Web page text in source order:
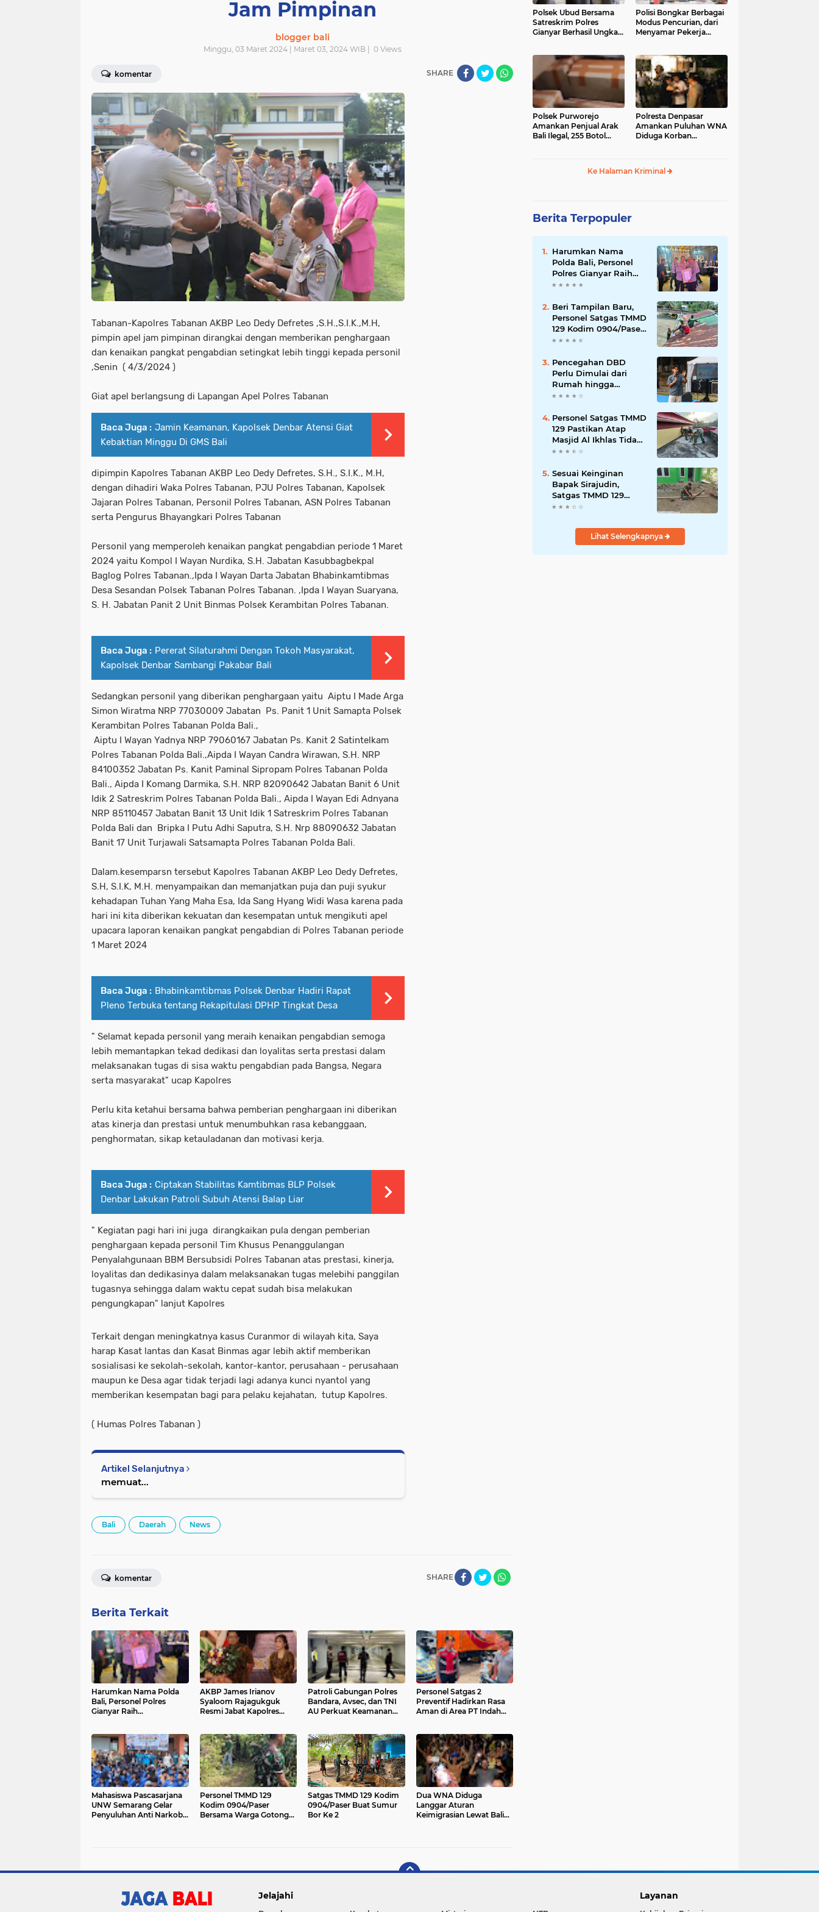
Jam Pimpinan
blogger bali
Minggu, 03 Maret 2024 | Maret 03, 2024 WIB | 0Views
komentar SHARE
Tabanan-Kapolres Tabanan AKBP Leo Dedy Defretes ,S.H.,S.I.K.,M.H,
pimpin apel jam pimpinan dirangkai dengan memberikan penghargaan
dan kenaikan pangkat pengabdian setingkat lebih tinggi kepada personil
,Senin ( 4/3/2024 )
Giat apel berlangsung di Lapangan Apel Polres Tabanan
Baca Juga : Jamin Keamanan, Kapolsek Denbar Atensi Giat
Kebaktian Minggu Di GMS Bali
dipimpin Kapolres Tabanan AKBP Leo Dedy Defretes, S.H., S.I.K., M.H,
dengan dihadiri Waka Polres Tabanan, PJU Polres Tabanan, Kapolsek
Jajaran Polres Tabanan, Personil Polres Tabanan, ASN Polres Tabanan
serta Pengurus Bhayangkari Polres Tabanan
Personil yang memperoleh kenaikan pangkat pengabdian periode 1 Maret
2024 yaitu Kompol I Wayan Nurdika, S.H. Jabatan Kasubbagbekpal
Baglog Polres Tabanan.,Ipda I Wayan Darta Jabatan Bhabinkamtibmas
Desa Sesandan Polsek Tabanan Polres Tabanan. ,Ipda I Wayan Suaryana,
S. H. Jabatan Panit 2 Unit Binmas Polsek Kerambitan Polres Tabanan.
Baca Juga : Pererat Silaturahmi Dengan Tokoh Masyarakat,
Kapolsek Denbar Sambangi Pakabar Bali
Sedangkan personil yang diberikan penghargaan yaitu Aiptu I Made Arga
Simon Wiratma NRP 77030009 Jabatan Ps. Panit 1 Unit Samapta Polsek
Kerambitan Polres Tabanan Polda Bali.,
Aiptu I Wayan Yadnya NRP 79060167 Jabatan Ps. Kanit 2 Satintelkam
Polres Tabanan Polda Bali.,Aipda I Wayan Candra Wirawan, S.H. NRP
84100352 Jabatan Ps. Kanit Paminal Sipropam Polres Tabanan Polda
Bali., Aipda I Komang Darmika, S.H. NRP 82090642 Jabatan Banit 6 Unit
Idik 2 Satreskrim Polres Tabanan Polda Bali., Aipda I Wayan Edi Adnyana
NRP 85110457 Jabatan Banit 13 Unit Idik 1 Satreskrim Polres Tabanan
Polda Bali dan Bripka I Putu Adhi Saputra, S.H. Nrp 88090632 Jabatan
Banit 17 Unit Turjawali Satsamapta Polres Tabanan Polda Bali.
Dalam.kesemparsn tersebut Kapolres Tabanan AKBP Leo Dedy Defretes,
S.H, S.I.K, M.H. menyampaikan dan memanjatkan puja dan puji syukur
kehadapan Tuhan Yang Maha Esa, Ida Sang Hyang Widi Wasa karena pada
hari ini kita diberikan kekuatan dan kesempatan untuk mengikuti apel
upacara laporan kenaikan pangkat pengabdian di Polres Tabanan periode
1 Maret 2024
Baca Juga : Bhabinkamtibmas Polsek Denbar Hadiri Rapat
Pleno Terbuka tentang Rekapitulasi DPHP Tingkat Desa
" Selamat kepada personil yang meraih kenaikan pengabdian semoga
lebih memantapkan tekad dedikasi dan loyalitas serta prestasi dalam
melaksanakan tugas di sisa waktu pengabdian pada Bangsa, Negara
serta masyarakat" ucap Kapolres
Perlu kita ketahui bersama bahwa pemberian penghargaan ini diberikan
atas kinerja dan prestasi untuk menumbuhkan rasa kebanggaan,
penghormatan, sikap ketauladanan dan motivasi kerja.
Baca Juga : Ciptakan Stabilitas Kamtibmas BLP Polsek
Denbar Lakukan Patroli Subuh Atensi Balap Liar
" Kegiatan pagi hari ini juga dirangkaikan pula dengan pemberian
penghargaan kepada personil Tim Khusus Penanggulangan
Penyalahgunaan BBM Bersubsidi Polres Tabanan atas prestasi, kinerja,
loyalitas dan dedikasinya dalam melaksanakan tugas melebihi panggilan
tugasnya sehingga dalam waktu cepat sudah bisa melakukan
pengungkapan" lanjut Kapolres
Terkait dengan meningkatnya kasus Curanmor di wilayah kita, Saya
harap Kasat lantas dan Kasat Binmas agar lebih aktif memberikan
sosialisasi ke sekolah-sekolah, kantor-kantor, perusahaan - perusahaan
maupun ke Desa agar tidak terjadi lagi adanya kunci nyantol yang
memberikan kesempatan bagi para pelaku kejahatan, tutup Kapolres.
( Humas Polres Tabanan )
Artikel Selanjutnya
memuat...
Bali Daerah News
SHARE
komentar
Berita Terkait
Harumkan Nama Polda
Bali, Personel Polres
Gianyar Raih
AKBP James Irianov
Syaloom Rajagukguk
Resmi Jabat Kapolres
Patroli Gabungan Polres
Bandara, Avsec, dan TNI
AU Perkuat Keamanan
Personel Satgas 2
Preventif Hadirkan Rasa
Aman di Area PT Indah
Mahasiswa Pascasarjana
UNW Semarang Gelar
Penyuluhan Anti Narkoba
Personel TMMD 129
Kodim 0904/Paser
Bersama Warga Gotong
Satgas TMMD 129 Kodim
0904/Paser Buat Sumur
Bor Ke 2
Dua WNA Diduga
Langgar Aturan
Keimigrasian Lewat Bali
Polsek Ubud Bersama
Satreskrim Polres
Gianyar Berhasil Ungkap
Polisi Bongkar Berbagai
Modus Pencurian, dari
Menyamar Pekerja
Polsek Purworejo
Amankan Penjual Arak
Bali Ilegal, 255 Botol
Polresta Denpasar
Amankan Puluhan WNA
Diduga Korban
Ke Halaman Kriminal
Berita Terpopuler
Harumkan Nama
Polda Bali, Personel
Polres Gianyar Raih
Penghargaan
Beri Tampilan Baru,
Personel Satgas TMMD
129 Kodim 0904/Paser
Cat Atap Rumah
Pencegahan DBD
Perlu Dimulai dari
Rumah hingga
Lingkungan Sekolah
Personel Satgas TMMD
129 Pastikan Atap
Masjid Al Ikhlas Tidak
Bocor Lagi
Sesuai Keinginan
Bapak Sirajudin,
Satgas TMMD 129
Ubah Tampilan
Lihat Selengkapnya
Jelajahi Layanan